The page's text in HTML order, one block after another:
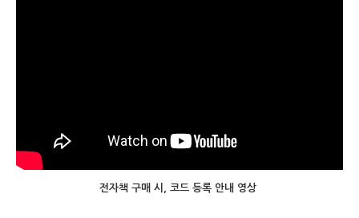
전자책 구매 시, 코드 등록 안내 영상